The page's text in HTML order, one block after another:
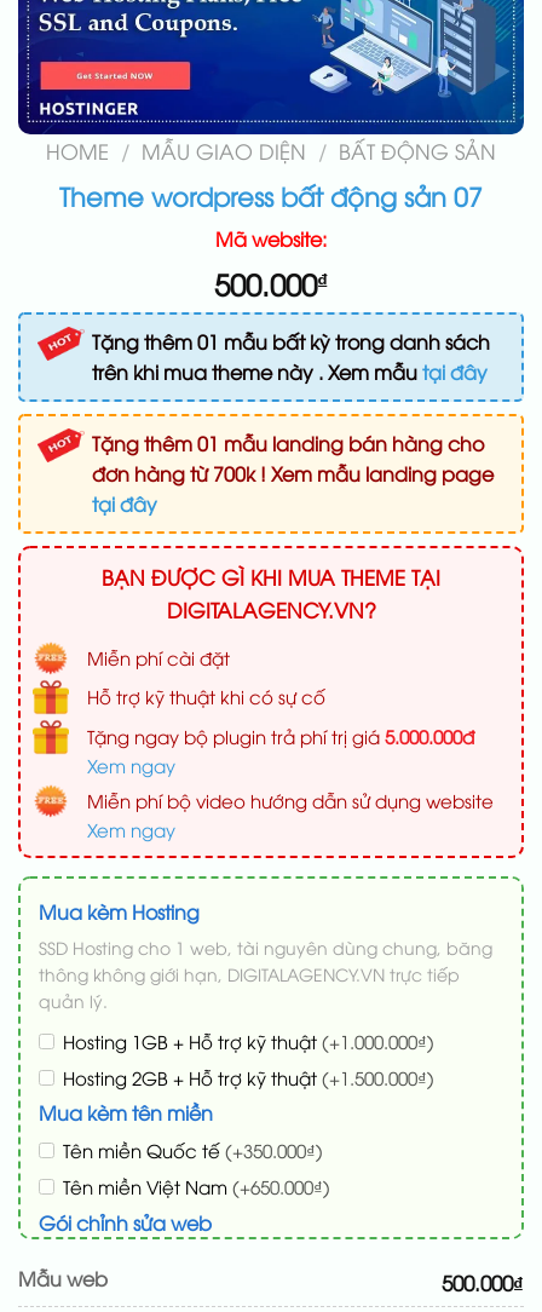
HOME / MẪU GIAO DIỆN / BẤT ĐỘNG SẢN
Theme wordpress bất động sản 07
Mã website:
500.000₫
Tặng thêm 01 mẫu bất kỳ trong danh sách
trên khi mua theme này . Xem mẫutại đây
Tặng thêm 01 mẫu landing bán hàng cho
đơn hàng từ 700k ! Xem mẫu landing page
tại đây
BẠN ĐƯỢC GÌ KHI MUA THEME TẠI
DIGITALAGENCY.VN?
Miễn phí cài đặt
Hỗ trợ kỹ thuật khi có sự cố
Tặng ngay bộ plugin trả phí trị giá 5.000.000đ
Xem ngay
Miễn phí bộ video hướng dẫn sử dụng website
Xem ngay
Mua kèm Hosting
SSD Hosting cho 1 web, tài nguyên dùng chung, băng
thông không giới hạn, DIGITALAGENCY.VN trực tiếp
quản lý.
Hosting 1GB + Hỗ trợ kỹ thuật (+1.000.000₫)
Hosting 2GB + Hỗ trợ kỹ thuật (+1.500.000₫)
Mua kèm tên miền
Tên miền Quốc tế (+350.000₫)
Tên miền Việt Nam (+650.000₫)
Gói chỉnh sửa web
Thay logo + thông tin doanh nghiệp
(+50.000₫)
Mẫu web 500.000₫